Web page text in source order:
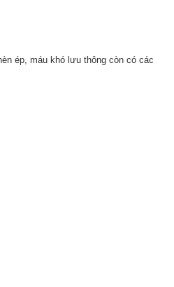
ép, máu khó lưu thông còn có các